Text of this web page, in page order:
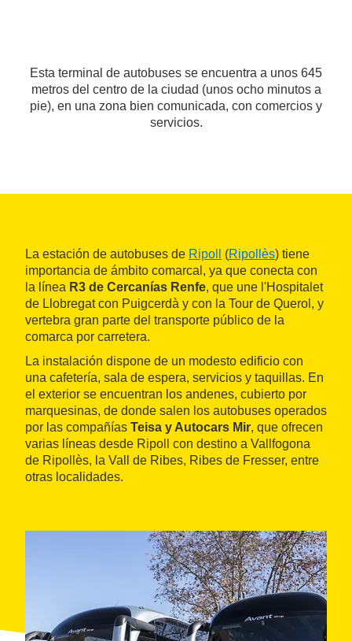
Esta terminal de autobuses se encuentra a unos 645
metros del centro de la ciudad (unos ocho minutos a
pie), en una zona bien comunicada, con comercios y
servicios.
La estación de autobuses de Ripoll (Ripollès) tiene
importancia de ámbito comarcal, ya que conecta con
la línea R3 de Cercanías Renfe, que une l'Hospitalet
de Llobregat con Puigcerdà y con la Tour de Querol, y
vertebra gran parte del transporte público de la
comarca por carretera.
La instalación dispone de un modesto edificio con
una cafetería, sala de espera, servicios y taquillas. En
el exterior se encuentran los andenes, cubierto por
marquesinas, de donde salen los autobuses operados
por las compañías Teisa y Autocars Mir, que ofrecen
varias líneas desde Ripoll con destino a Vallfogona
de Ripollès, la Vall de Ribes, Ribes de Fresser, entre
otras localidades.